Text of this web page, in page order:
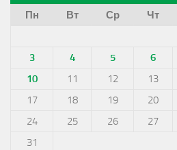
Пн
Вт Ср Чт
3
4 5 6
10
11 12 13
17
18 19 20
24
25 26 27
31